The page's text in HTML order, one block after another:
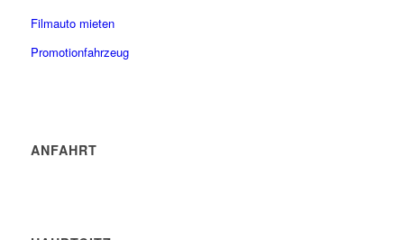
Filmauto mieten
Promotionfahrzeug
ANFAHRT